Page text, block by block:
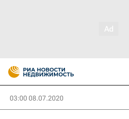
03:00 08.07.2020